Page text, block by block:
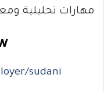
مهارات تحليلية
sudani/